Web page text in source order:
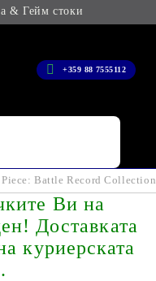
& Гейм стоки
+359 88 7555112
Piece: Battle Record
Ви на
Доставката
куриерската